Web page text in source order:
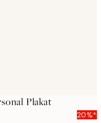
Plakat
20%*